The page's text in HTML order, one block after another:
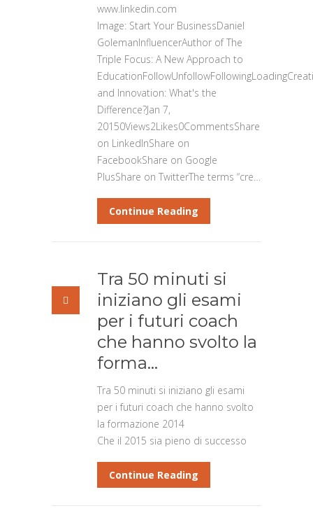
www.linkedin.com
Image: Start Your BusinessDaniel
GolemanInfluencerAuthor of The
Triple Focus: A New Approach to
and Innovation: What's the
Difference?Jan 7,
20150Views2Likes0CommentsShare
on LinkedInShare on
FacebookShare on Google
PlusShare on TwitterThe terms “cre…
Continue Reading
Tra 50 minuti si
iniziano gli esami
per i futuri coach
che hanno svolto la
forma…
Tra 50 minuti si iniziano gli esami
per i futuri coach che hanno svolto
la formazione 2014
Che il 2015 sia pieno di successo
Continue Reading